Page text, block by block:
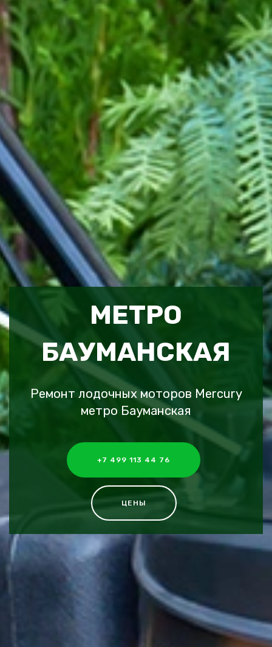
МЕТРО
БАУМАНСКАЯ
Ремонт лодочных моторов Mercury
метро Бауманская
+7 499 113 44 76
ЦЕНЫ